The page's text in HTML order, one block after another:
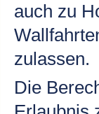
auch zu
zulassen.
Die